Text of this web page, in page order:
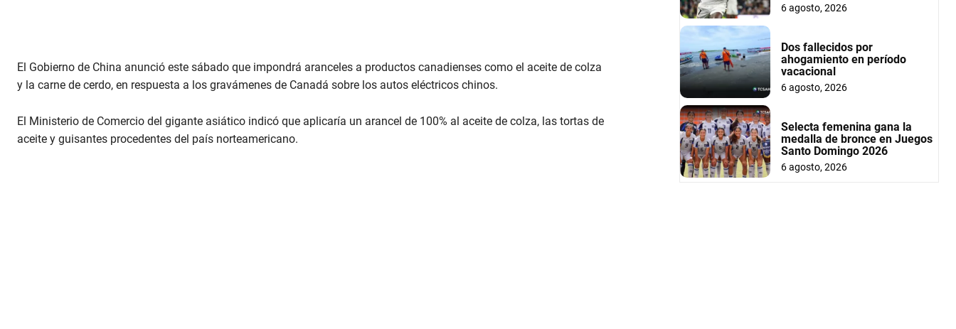
El Gobierno de China anunció este sábado que impondrá aranceles a productos canadienses como el aceite de colza
y la carne de cerdo, en respuesta a los gravámenes de Canadá sobre los autos eléctricos chinos.
El Ministerio de Comercio del gigante asiático indicó que aplicaría un arancel de 100% al aceite de colza, las tortas de
aceite y guisantes procedentes del país norteamericano.
6 agosto, 2026
Dos fallecidos por
ahogamiento en período
vacacional
6 agosto, 2026
Selecta femenina gana la
medalla de bronce en Juegos
Santo Domingo 2026
6 agosto, 2026